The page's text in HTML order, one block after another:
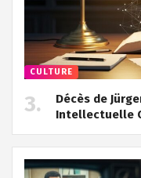
CULTURE
Décès de
Intellectuelle